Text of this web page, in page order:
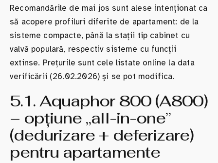
Recomandările de mai jos sunt alese intenționat ca
să acopere profiluri diferite de apartament: de la
sisteme compacte, până la stații tip cabinet cu
valvă populară, respectiv sisteme cu funcții
extinse. Prețurile sunt cele listate online la data
verificării (26.02.2026) și se pot modifica.
5.1. Aquaphor 800 (A800)
– opțiune „all-in-one”
(dedurizare + deferizare)
pentru apartamente